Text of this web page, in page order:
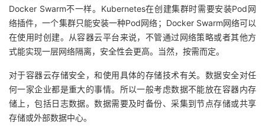
Docker Swarm不一样。Kubernetes在创建集群时需要安装Pod网
络插件，一个集群只能安装一种Pod网络；Docker Swarm网络可以
在使用时创建。从容器云平台来说，不管通过网络策略或者其他方
式能实现一层网络隔离，安全性会更高。当然，按需而定。
对于容器云存储安全，和使用具体的存储技术有关。数据安全对任
何一家企业都是重大的事情。所以一般考虑数据不能放在容器内存
储上，包括日志数据。数据需要及时备份、采集到节点存储或共享
存储或外部数据中心。